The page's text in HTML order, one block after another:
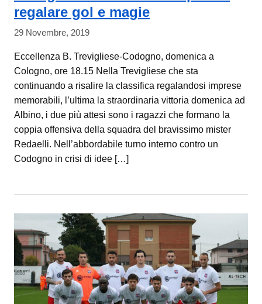
regalare gol e magie
29 Novembre, 2019
Eccellenza B. Trevigliese-Codogno, domenica a
Cologno, ore 18.15 Nella Trevigliese che sta
continuando a risalire la classifica regalandosi imprese
memorabili, l’ultima la straordinaria vittoria domenica ad
Albino, i due più attesi sono i ragazzi che formano la
coppia offensiva della squadra del bravissimo mister
Redaelli. Nell’abbordabile turno interno contro un
Codogno in crisi di idee […]